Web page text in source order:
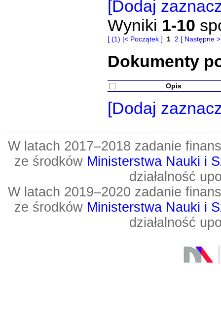
[Dodaj
Wyniki 1-10
[ (1) |< Początek ] 1 2 [ Następne
Dokumenty
Opis
[Dodaj
W latach 2017–2018 zadanie
ze środków Ministerstwa Nauki i
działalność
W latach 2019–2020 zadanie
ze środków Ministerstwa Nauki i
działalność